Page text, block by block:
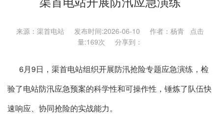
来源：渠首电站 发布时间:2026-06-10 作者：杨青 点击
量:169次 分享到：
6月9日，渠首电站组织开展防汛抢险专题应急演练，检
验了电站防汛应急预案的科学性和可操作性，锤炼了队伍快
速响应、协同抢险的实战能力。